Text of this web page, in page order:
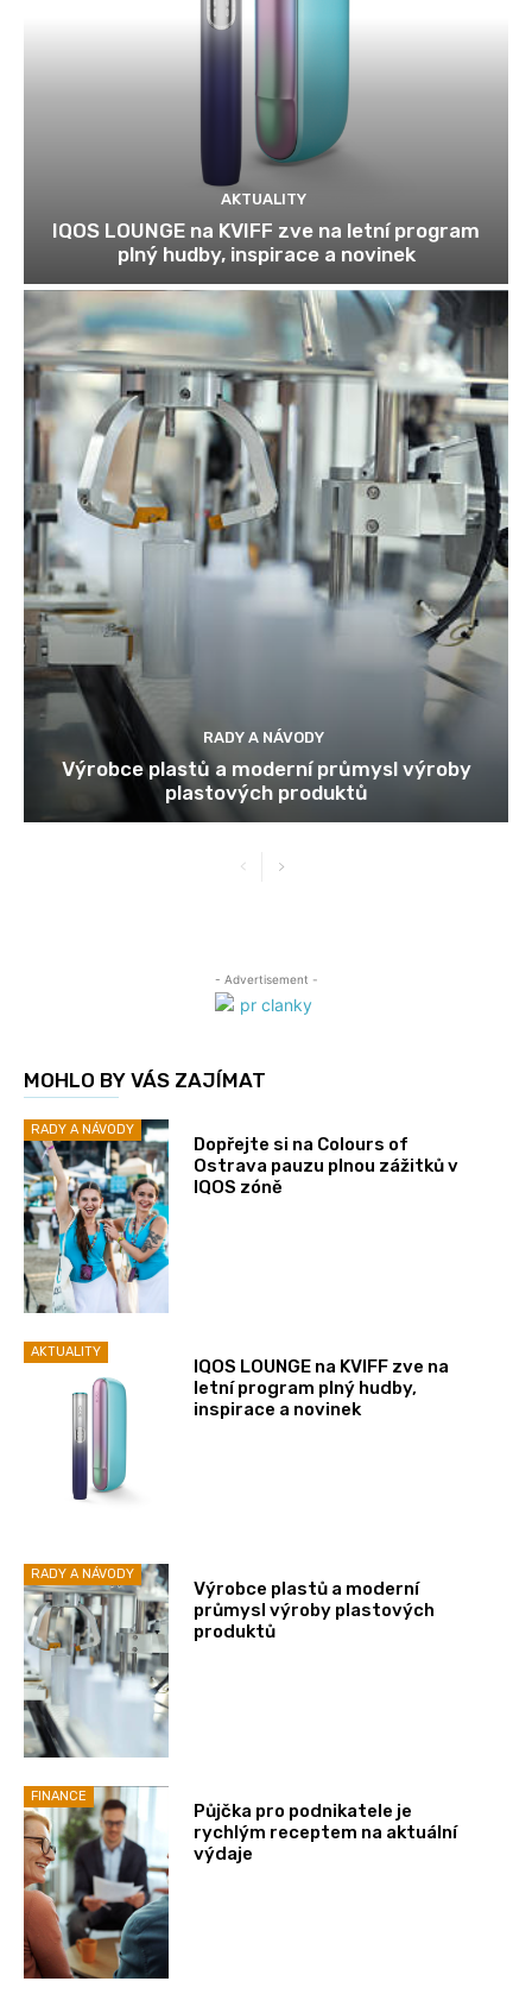
AKTUALITY
IQOS LOUNGE na KVIFF zve na letní program
plný hudby, inspirace a novinek
RADY A NÁVODY
Výrobce plastů a moderní průmysl výroby
plastových produktů
- Advertisement -
MOHLO BY VÁS ZAJÍMAT
RADY A NÁVODY
Dopřejte si na Colours of
Ostrava pauzu plnou zážitků v
IQOS zóně
AKTUALITY
IQOS LOUNGE na KVIFF zve na
letní program plný hudby,
inspirace a novinek
RADY A NÁVODY
Výrobce plastů a moderní
průmysl výroby plastových
produktů
FINANCE
Půjčka pro podnikatele je
rychlým receptem na aktuální
výdaje